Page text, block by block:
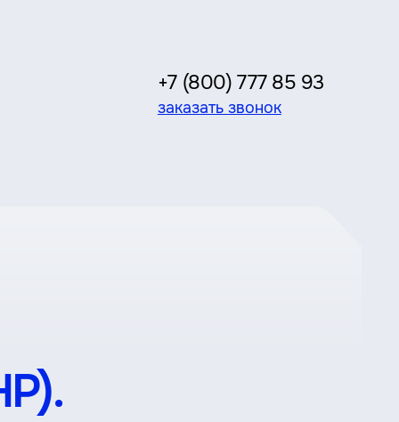
+7 (800) 777 85 93
заказать звонок